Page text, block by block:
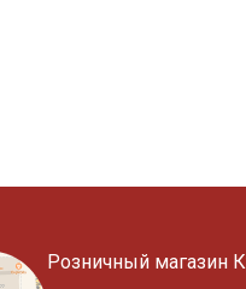
Розничный магазин